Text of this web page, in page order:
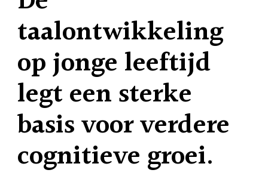
taalontwikkeling
op jonge leeftijd
legt een sterke
basis voor verdere
cognitieve groei.